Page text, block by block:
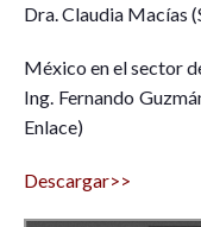
Dra. Claudia Macías
México en el sector
Ing. Fernando
Enlace)
Descargar>>